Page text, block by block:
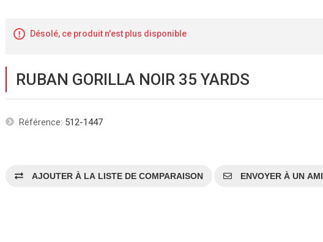
Désolé, ce produit n'est plus disponible
RUBAN GORILLA NOIR 35 YARDS
Référence: 512-1447
AJOUTER À LA LISTE DE COMPARAISON ENVOYER À UN AMI